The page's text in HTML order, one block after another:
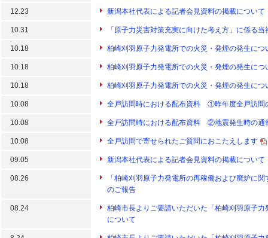
12.23 新潟本社代表による記者会見資料の掲載について
10.31 「原子力災害対策充実に向けた考え方」に係る
10.18 柏崎刈羽原子力発電所での火災・発煙の発生につ
10.18 柏崎刈羽原子力発電所での火災・発煙の発生につ
10.18 柏崎刈羽原子力発電所での火災・発煙の発生につ
10.08 全戸訪問時における配布資料 ①昨年度全戸訪問
10.08 全戸訪問時における配布資料 ②地震発生時の通
10.08 全戸訪問で寄せられたご質問におこたえします
09.05 新潟本社代表による記者会見資料の掲載について
08.26
「柏崎刈羽原子力発電所の再稼働および廃炉に
のご報告
08.24
柏崎市長よりご要請いただいた「柏崎刈羽原子
について